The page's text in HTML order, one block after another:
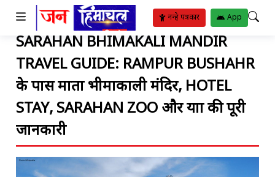
नन्हे पत्रकार App
SUBMENU
SUBMENU
SUBMENU
SUBMENU
SUBMENU
सुविधाएं
SUBMENU
SUBMENU
SUBMENU
SUBMENU
SUBMENU
SUBMENU
SARAHAN BHIMAKALI MANDIR
TRAVEL GUIDE: RAMPUR BUSHAHR
के पास माता भीमाकाली मंदिर, HOTEL
STAY, SARAHAN ZOO और यात्रा की पूरी
जानकारी